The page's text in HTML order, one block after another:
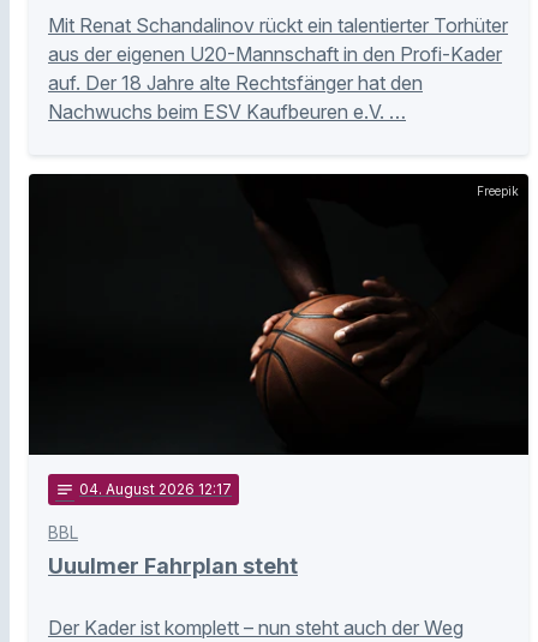
Mit Renat Schandalinov rückt ein talentierter Torhüter
aus der eigenen U20-Mannschaft in den Profi-Kader
auf. Der 18 Jahre alte Rechtsfänger hat den
Nachwuchs beim ESV Kaufbeuren e.V. …
Freepik
notes 04. August 2026 12:17
BBL
Uuulmer Fahrplan steht
Der Kader ist komplett – nun steht auch der Weg